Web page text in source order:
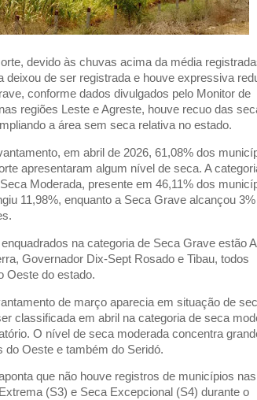
devido às chuvas acima da média
deixou de ser registrada e houve expressiva
conforme dados divulgados pelo Monitor de
regiões Leste e Agreste, houve recuo das
a área sem seca relativa no estado.
em abril de 2026, 61,08% dos
apresentaram algum nível de seca. A
Moderada, presente em 46,11% dos
11,98%, enquanto a Seca Grave alcançou
na categoria de Seca Grave estão
Governador Dix-Sept Rosado e Tibau, todos
Oeste do estado.
de março aparecia em situação de
classificada em abril na categoria de seca
O nível de seca moderada concentra
do Oeste e também do Seridó.
que não houve registros de municípios nas
(S3) e Seca Excepcional (S4) durante o